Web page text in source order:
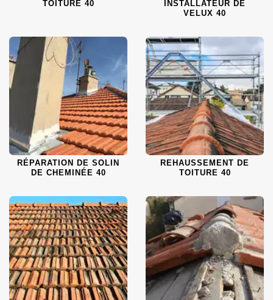
TOITURE 40
INSTALLATEUR DE
VELUX 40
RÉPARATION DE SOLIN
DE CHEMINÉE 40
REHAUSSEMENT DE
TOITURE 40